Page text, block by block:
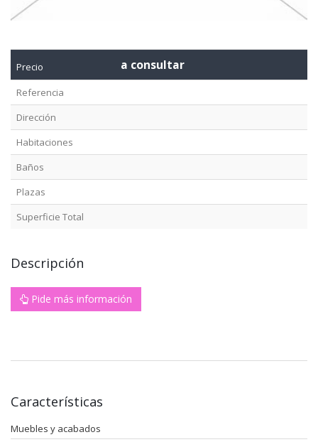
Precio a consultar
Referencia
Dirección
Habitaciones
Baños
Plazas
Superficie Total
Descripción
Pide más información
Características
Muebles y acabados